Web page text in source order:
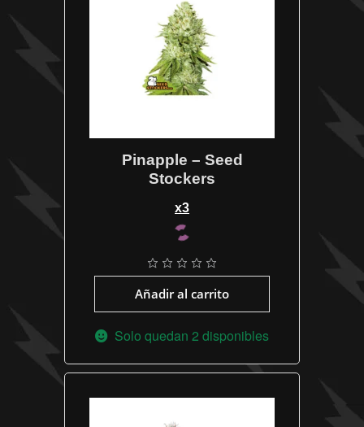
Pinapple – Seed
Stockers
x3
Añadir al carrito
Solo quedan 2 disponibles